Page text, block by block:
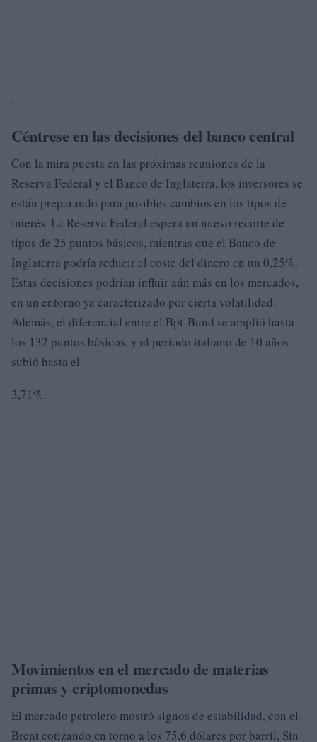
.
Céntrese en las decisiones del banco central
Con la mira puesta en las próximas reuniones de la
Reserva Federal y el Banco de Inglaterra, los inversores se
están preparando para posibles cambios en los tipos de
interés. La Reserva Federal espera un nuevo recorte de
tipos de 25 puntos básicos, mientras que el Banco de
Inglaterra podría reducir el coste del dinero en un 0,25%.
Estas decisiones podrían influir aún más en los mercados,
en un entorno ya caracterizado por cierta volatilidad.
Además, el diferencial entre el Bpt-Bund se amplió hasta
los 132 puntos básicos, y el período italiano de 10 años
subió hasta el
3,71%.
Movimientos en el mercado de materias
primas y criptomonedas
El mercado petrolero mostró signos de estabilidad, con el
Brent cotizando en torno a los 75,6 dólares por barril. Sin